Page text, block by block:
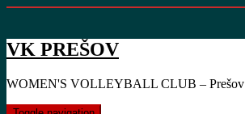
VK PREŠOV
WOMEN'S VOLLEYBALL CLUB – Prešov